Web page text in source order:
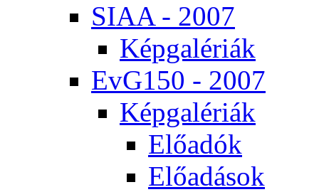
SI­AA - 2007
Kép­ga­lé­ri­ák
EvG150 - 2007
Kép­ga­lé­ri­ák
Elő­adók
Elő­adá­sok